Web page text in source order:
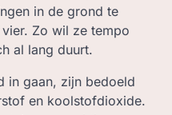
in de grond te
Zo wil ze tempo
al lang duurt.
in gaan, zijn bedoeld
en koolstofdioxide.